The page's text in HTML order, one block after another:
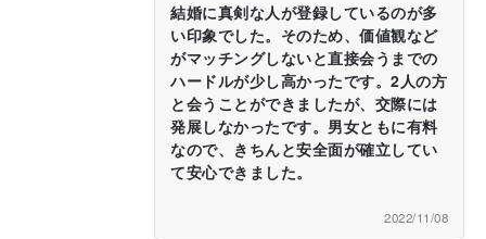
結婚に真剣な人が登録しているのが多
い印象でした。そのため、価値観など
がマッチングしないと直接会うまでの
ハードルが少し高かったです。2人の方
と会うことができましたが、交際には
発展しなかったです。男女ともに有料
なので、きちんと安全面が確立してい
て安心できました。
2022/11/08